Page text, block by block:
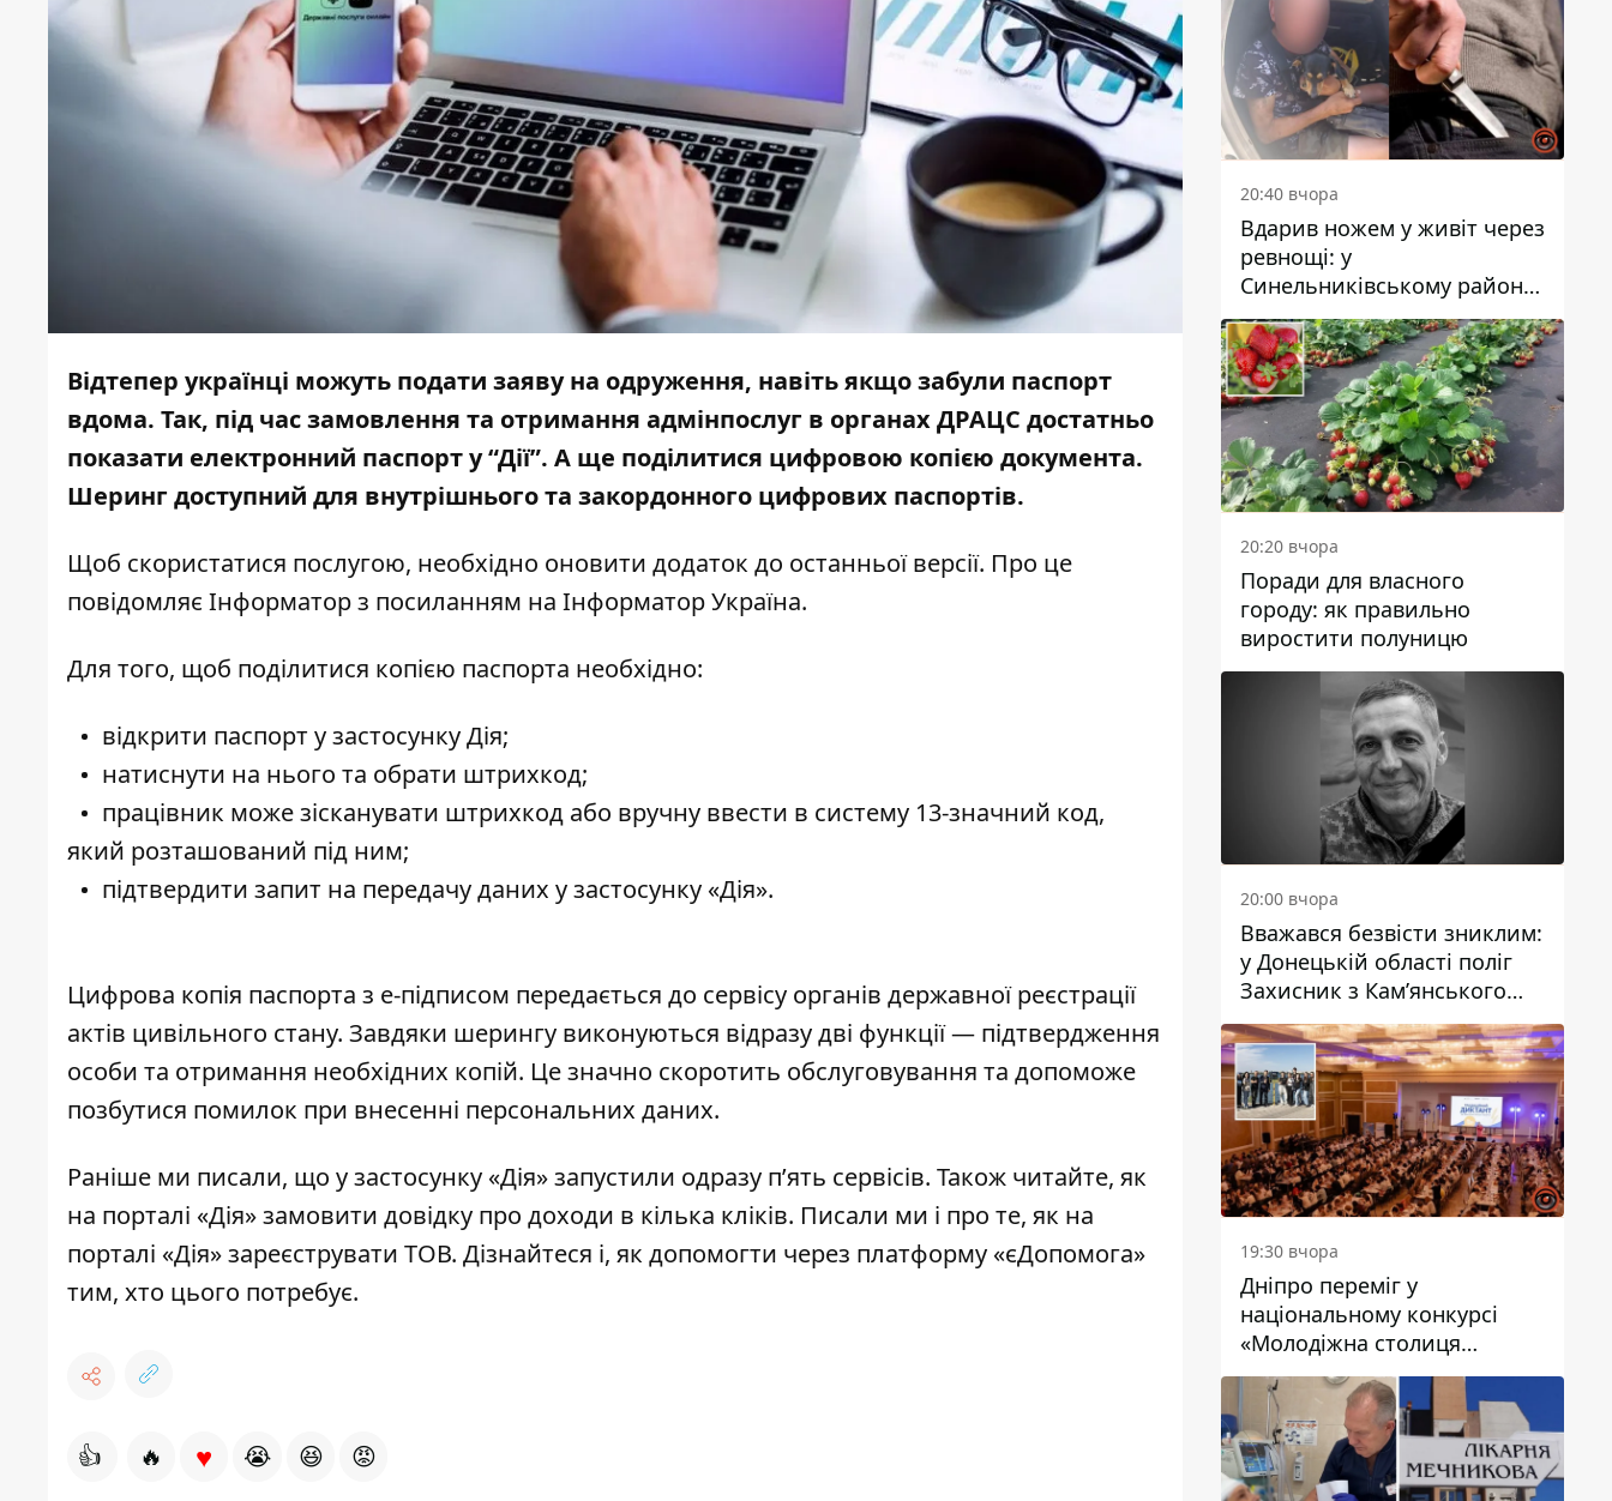
Відтепер українці можуть подати заяву на одруження, навіть якщо забули паспорт
вдома. Так, під час замовлення та отримання адмінпослуг в органах ДРАЦС достатньо
показати електронний паспорт у “Дії”. А ще поділитися цифровою копією документа.
Шеринг доступний для внутрішнього та закордонного цифрових паспортів.
Щоб скористатися послугою, необхідно оновити додаток до останньої версії. Про це
повідомляє Інформатор з посиланням на Інформатор Україна.
Для того, щоб поділитися копією паспорта необхідно:
відкрити паспорт у застосунку Дія;
натиснути на нього та обрати штрихкод;
працівник може зісканувати штрихкод або вручну ввести в систему 13-значний код,
який розташований під ним;
підтвердити запит на передачу даних у застосунку «Дія».
Цифрова копія паспорта з е-підписом передається до сервісу органів державної реєстрації
актів цивільного стану. Завдяки шерингу виконуються відразу дві функції — підтвердження
особи та отримання необхідних копій. Це значно скоротить обслуговування та допоможе
позбутися помилок при внесенні персональних даних.
Раніше ми писали, що у застосунку «Дія» запустили одразу п’ять сервісів. Також читайте, як
на порталі «Дія» замовити довідку про доходи в кілька кліків. Писали ми і про те, як на
порталі «Дія» зареєструвати ТОВ. Дізнайтеся і, як допомогти через платформу «єДопомога»
тим, хто цього потребує.
👍 🔥 ♥ 😭 😆 😡
20:40 вчора
Вдарив ножем у живіт через
ревнощі: у
Синельниківському районі
затримали 49-річного
чоловіка за вбивство
20:20 вчора
Поради для власного
городу: як правильно
виростити полуницю
20:00 вчора
Вважався безвісти зниклим:
у Донецькій області поліг
Захисник з Кам’янського
Антон Красовський
19:30 вчора
Дніпро переміг у
національному конкурсі
«Молодіжна столиця
України – 2026»